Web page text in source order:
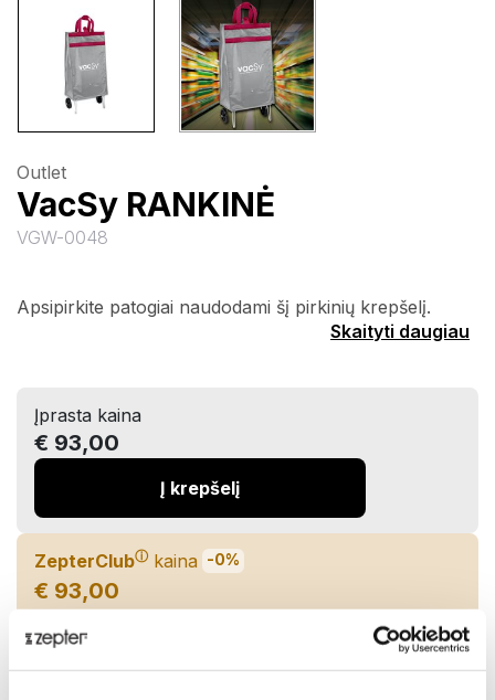
Outlet
VacSy RANKINĖ
VGW-0048
Apsipirkite patogiai naudodami šį pirkinių krepšelį.
Skaityti daugiau
Įprasta kaina
€ 93,00
Į krepšelį
ZepterClubⓘ kaina -0%
€ 93,00
Įdėkite į krepšelį ir gaukite nuolaidą